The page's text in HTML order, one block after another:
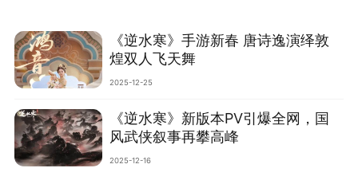
‌《逆水寒》手游新春 唐诗逸演绎敦
煌双人飞天舞
2025-12-25
‌《逆水寒》新版本PV引爆全网，国
风武侠叙事再攀高峰‌
2025-12-16